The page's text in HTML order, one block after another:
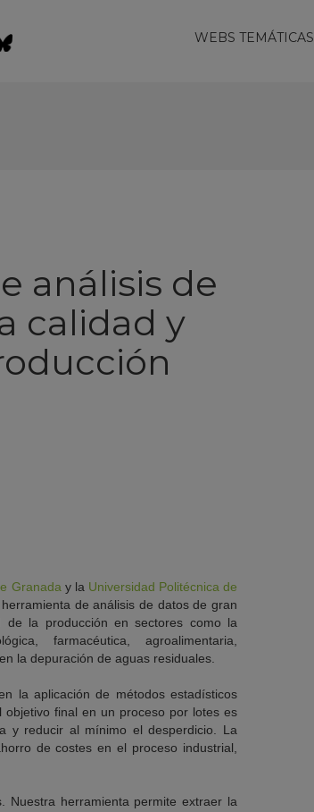
Bluesky WEBS TEMÁTICAS
análisis de
calidad y
Granada y la Universidad Politécnica de
de análisis de datos de gran
de la producción en sectores como la
farmacéutica, agroalimentaria,
la depuración de aguas residuales.
la aplicación de métodos estadísticos
final en un proceso por lotes es
y reducir al mínimo el desperdicio. La
de costes en el proceso industrial,
Nuestra herramienta permite extraer la